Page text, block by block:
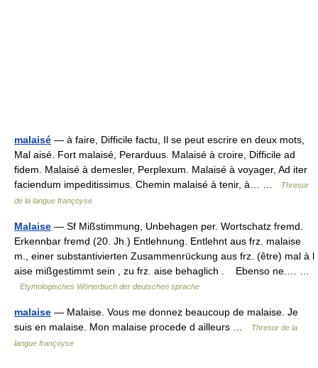
malaisé — à faire, Difficile factu, Il se peut escrire en deux mots,
Mal aisé. Fort malaisé, Perarduus. Malaisé à croire, Difficile ad
fidem. Malaisé à demesler, Perplexum. Malaisé à voyager, Ad iter
faciendum impeditissimus. Chemin malaisé à tenir, à… …
Thresor
de la langue françoyse
Malaise — Sf Mißstimmung, Unbehagen per. Wortschatz fremd.
Erkennbar fremd (20. Jh.) Entlehnung. Entlehnt aus frz. malaise
m., einer substantivierten Zusammenrückung aus frz. (être) mal à l
aise mißgestimmt sein , zu frz. aise behaglich . Ebenso ne.… …
Etymologisches Wörterbuch der deutschen sprache
malaise — Malaise. Vous me donnez beaucoup de malaise. Je
suis en malaise. Mon malaise procede d ailleurs …
Thresor de la
langue françoyse